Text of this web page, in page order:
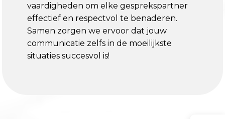
vaardigheden om elke gesprekspartner
effectief en respectvol te benaderen.
Samen zorgen we ervoor dat jouw
communicatie zelfs in de moeilijkste
situaties succesvol is!